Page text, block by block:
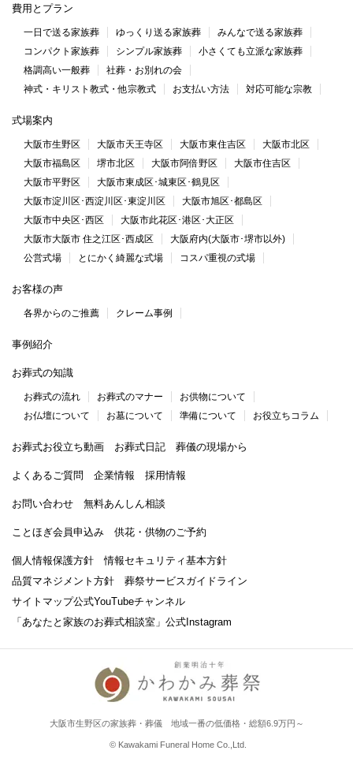
費用とプラン
一日で送る家族葬 ゆっくり送る家族葬
みんなで送る家族葬
コンパクト家族葬
シンプル家族葬
小さくても立派な家族葬
格調高い一般葬
社葬・お別れの会
神式・キリスト教式・他宗教式
お支払い方法 対応可能な宗教
式場案内
大阪市生野区 大阪市天王寺区 大阪市東住吉区
大阪市北区
大阪市福島区
堺市北区 大阪市阿倍野区
大阪市住吉区
大阪市平野区
大阪市東成区･城東区･鶴見区
大阪市淀川区･西淀川区･東淀川区
大阪市旭区･都島区
大阪市中央区･西区
大阪市此花区･港区･大正区
大阪市大阪市 住之江区･西成区
大阪府内(大阪市･堺市以外)
公営式場
とにかく綺麗な式場 コスパ重視の式場
お客様の声
各界からのご推薦 クレーム事例
事例紹介
お葬式の知識
お葬式の流れ お葬式のマナー
お供物について
お仏壇について
お墓について 準備について お役立ちコラム
お葬式お役立ち動画 お葬式日記 葬儀の現場から
よくあるご質問 企業情報 採用情報
お問い合わせ 無料あんしん相談
ことほぎ会員申込み 供花・供物のご予約
個人情報保護方針
情報セキュリティ基本方針
品質マネジメント方針
葬祭サービスガイドライン
サイトマップ公式YouTubeチャンネル
「あなたと家族のお葬式相談室」 公式Instagram
大阪市生野区の家族葬・葬儀 地域一番の低価格・総額6.9万円～
© Kawakami Funeral Home Co.,Ltd.